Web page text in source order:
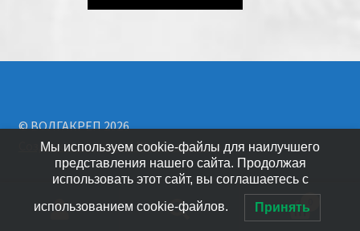
© ВОЛГАКРЕП 2026
Создано с помощью WooCommerce
Мы используем cookie-файлы для наилучшего
представления нашего сайта. Продолжая
использовать этот сайт, вы соглашаетесь с
использованием cookie-файлов. Принять